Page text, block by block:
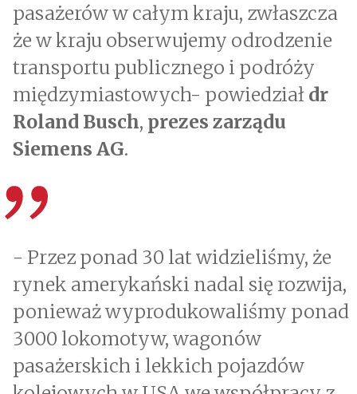
pasażerów w całym kraju, zwłaszcza
że w kraju obserwujemy odrodzenie
transportu publicznego i podróży
międzymiastowych- powiedział dr
Roland Busch, prezes zarządu
Siemens AG.
- Przez ponad 30 lat widzieliśmy, że
rynek amerykański nadal się rozwija,
ponieważ wyprodukowaliśmy ponad
3000 lokomotyw, wagonów
pasażerskich i lekkich pojazdów